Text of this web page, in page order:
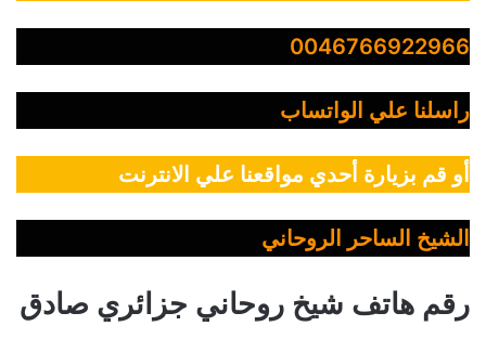
0046766922966
راسلنا علي الواتساب
أو قم بزيارة أحدي مواقعنا علي الانترنت
الشيخ الساحر الروحاني
رقم هاتف شيخ روحاني جزائري صادق